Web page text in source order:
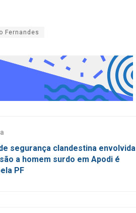
Fernandes
segurança clandestina envolvida
a homem surdo em Apodi é
PF